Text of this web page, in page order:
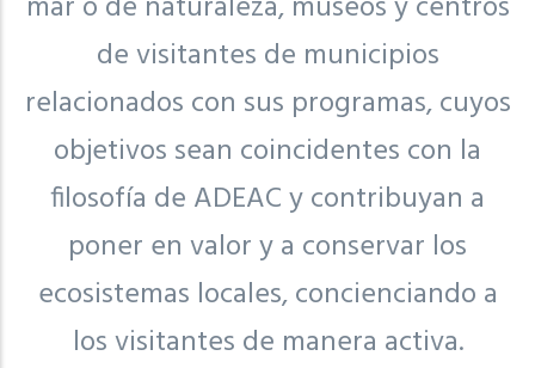
de visitantes de municipios
relacionados con sus programas, cuyos
objetivos sean coincidentes con la
filosofía de ADEAC y contribuyan a
poner en valor y a conservar los
ecosistemas locales, concienciando a
los visitantes de manera activa.